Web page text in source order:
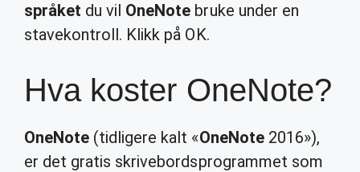
språket du vil OneNote bruke under en
stavekontroll. Klikk på OK.
Hva koster OneNote?
OneNote (tidligere kalt «OneNote2016»),
er det gratis skrivebordsprogrammet som